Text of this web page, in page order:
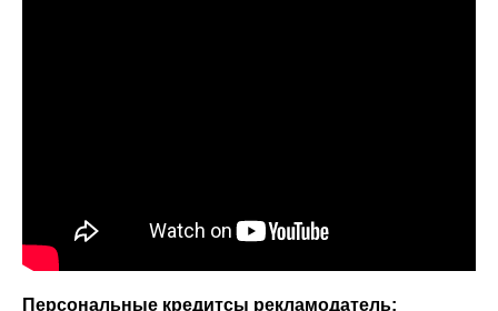
Персональные кредитсы рекламодатель: